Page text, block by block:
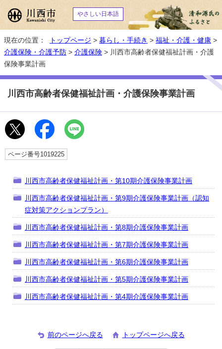
やさしい日本語
現在の位置： トップページ > 暮らし・手続き > 福祉・介護・健康 >
介護保険・介護予防 > 介護保険 > 川西市高齢者保健福祉計画・介護
保険事業計画
川西市高齢者保健福祉計画・介護保険事業計画
ページ番号1019225
川西市高齢者保健福祉計画・第10期介護保険事業計画
川西市高齢者保健福祉計画・第9期介護保険事業計画（認知
症対策アクションプラン）
川西市高齢者保健福祉計画・第8期介護保険事業計画
川西市高齢者保健福祉計画・第7期介護保険事業計画
川西市高齢者保健福祉計画・第6期介護保険事業計画
川西市高齢者保健福祉計画・第5期介護保険事業計画
川西市高齢者保健福祉計画・第4期介護保険事業計画
前のページへ戻る トップページへ戻る